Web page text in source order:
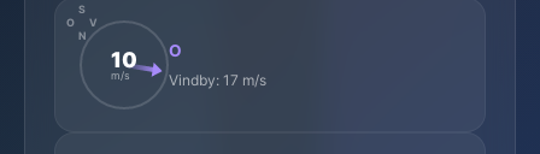
N
S
O
V
10
m/s
O
Vindby: 17 m/s